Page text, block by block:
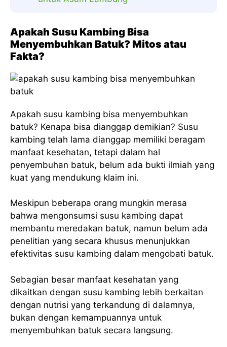
Apakah Susu Kambing Bisa
Menyembuhkan Batuk? Mitos atau
Fakta?
Apakah susu kambing bisa menyembuhkan
batuk? Kenapa bisa dianggap demikian? Susu
kambing telah lama dianggap memiliki beragam
manfaat kesehatan, tetapi dalam hal
penyembuhan batuk, belum ada bukti ilmiah yang
kuat yang mendukung klaim ini.
Meskipun beberapa orang mungkin merasa
bahwa mengonsumsi susu kambing dapat
membantu meredakan batuk, namun belum ada
penelitian yang secara khusus menunjukkan
efektivitas susu kambing dalam mengobati batuk.
Sebagian besar manfaat kesehatan yang
dikaitkan dengan susu kambing lebih berkaitan
dengan nutrisi yang terkandung di dalamnya,
bukan dengan kemampuannya untuk
menyembuhkan batuk secara langsung.